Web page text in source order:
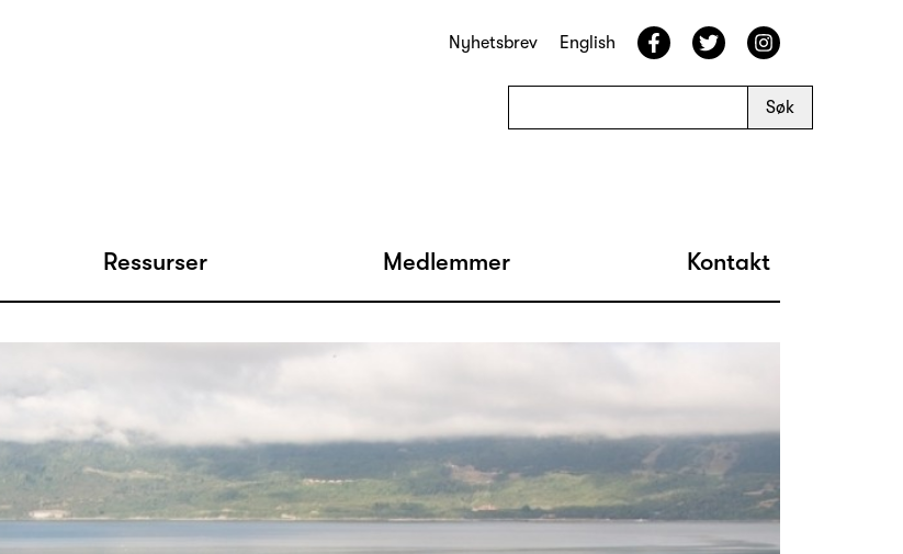
Nyhetsbrev English
Ressurser Medlemmer Kontakt